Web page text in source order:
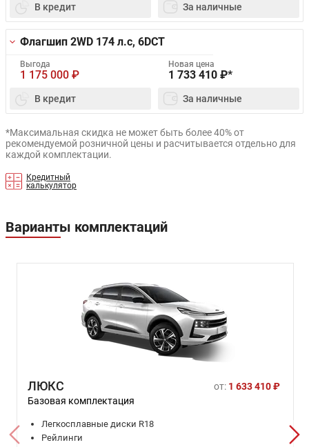
В кредит За наличные
Флагшип 2WD 174 л.с, 6DCT
Выгода
1 175 000 ₽
Новая цена
1 733 410 ₽*
В кредит За наличные
*Максимальная скидка не может быть более 40% от
рекомендуемой розничной цены и расчитывается отдельно для
каждой комплектации.
Кредитный
калькулятор
Варианты комплектаций
ЛЮКС от: 1 633 410 ₽
Базовая комплектация
Легкосплавные диски R18
Рейлинги